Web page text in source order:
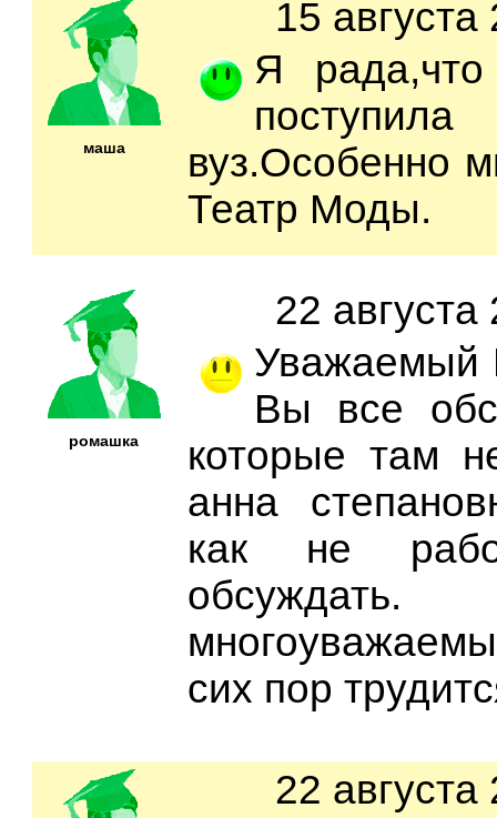
маша
15
Я
вуз.Особенно
Театр Моды.
ромашка
22
Уважаемый
Вы все
которые там
анна
как не
сих пор
22